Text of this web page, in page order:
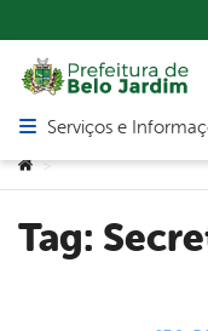
Abrir menu principal
Serviços e
Você está aqui:
>
Tag: